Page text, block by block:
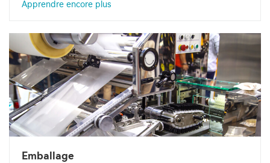
Apprendre encore plus
Emballage